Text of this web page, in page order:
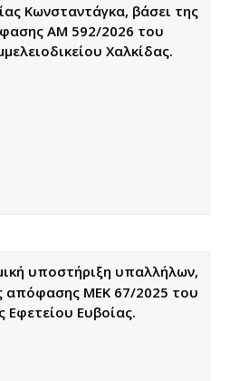
Κωνσταντάγκα, βάσει της
ΑΜ 592/2026 του
Χαλκίδας.
υποστήριξη υπαλλήλων,
απόφασης ΜΕΚ 67/2025 του
Εφετείου Ευβοίας.